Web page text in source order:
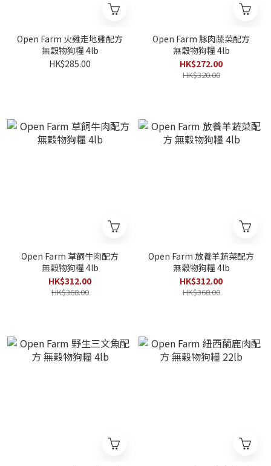
Open Farm 火雞走地雞配方
無穀物狗糧 4lb
HK$285.00
Open Farm 豚肉蔬菜配方
無穀物狗糧 4lb
HK$272.00
HK$320.00
Open Farm 草飼牛肉配方
無穀物狗糧 4lb
HK$312.00
HK$368.00
Open Farm 放養羊蔬菜配方
無穀物狗糧 4lb
HK$312.00
HK$368.00